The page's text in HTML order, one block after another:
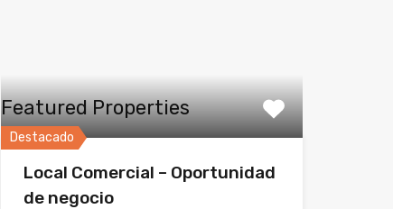
Featured Properties
Destacado
Local Comercial – Oportunidad
de negocio